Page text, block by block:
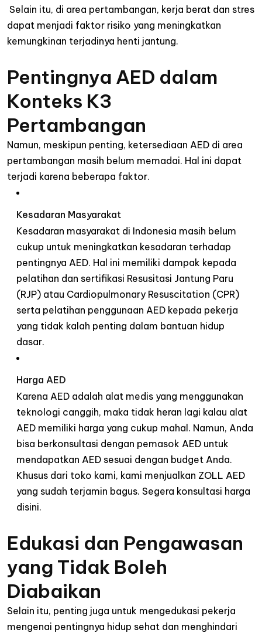
Selain itu, di area pertambangan, kerja berat dan stres
dapat menjadi faktor risiko yang meningkatkan
kemungkinan terjadinya henti jantung.
Pentingnya AED dalam
Konteks K3
Pertambangan
Namun, meskipun penting, ketersediaan AED di area
pertambangan masih belum memadai. Hal ini dapat
terjadi karena beberapa faktor.
Kesadaran Masyarakat
Kesadaran masyarakat di Indonesia masih belum
cukup untuk meningkatkan kesadaran terhadap
pentingnya AED. Hal ini memiliki dampak kepada
pelatihan dan sertifikasi Resusitasi Jantung Paru
(RJP) atau Cardiopulmonary Resuscitation (CPR)
serta pelatihan penggunaan AED kepada pekerja
yang tidak kalah penting dalam bantuan hidup
dasar.
Harga AED
Karena AED adalah alat medis yang menggunakan
teknologi canggih, maka tidak heran lagi kalau alat
AED memiliki harga yang cukup mahal. Namun, Anda
bisa berkonsultasi dengan pemasok AED untuk
mendapatkan AED sesuai dengan budget Anda.
Khusus dari toko kami, kami menjualkan ZOLL AED
yang sudah terjamin bagus. Segera konsultasi harga
disini.
Edukasi dan Pengawasan
yang Tidak Boleh
Diabaikan
Selain itu, penting juga untuk mengedukasi pekerja
mengenai pentingnya hidup sehat dan menghindari